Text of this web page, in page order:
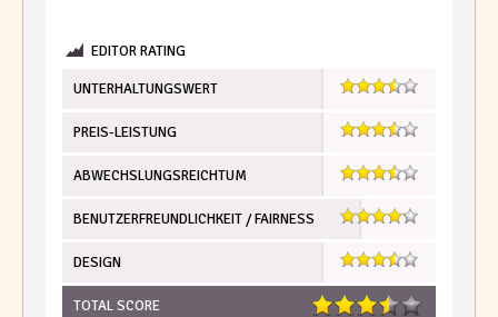
EDITOR RATING
UNTERHALTUNGSWERT
PREIS-LEISTUNG
ABWECHSLUNGSREICHTUM
BENUTZERFREUNDLICHKEIT / FAIRNESS
DESIGN
TOTAL SCORE